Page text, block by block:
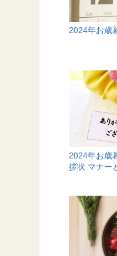
2024年お歳
2024年お歳
拶状 マナー